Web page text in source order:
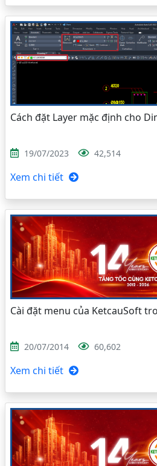
Cách đặt Layer mặc định cho
19/07/2023 42,514
Xem chi tiết
Cài đặt menu của KetcauSoft
20/07/2014 60,602
Xem chi tiết